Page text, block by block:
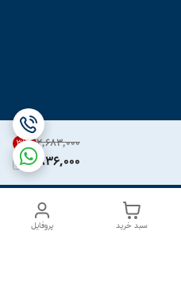
۲٬۶۸۳٬۰۰۰ 31%
1,836,000
پروفایل سبد خرید